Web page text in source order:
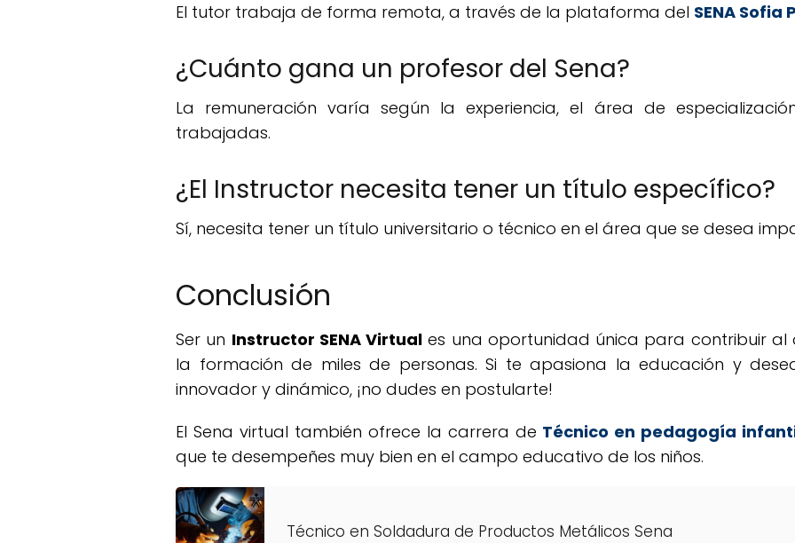
El tutor trabaja de forma remota, a través de la plataforma del SENA Sofia
¿Cuánto gana un profesor del Sena?
La remuneración varía según la experiencia, el área de
trabajadas.
¿El Instructor necesita tener un título específico?
Sí, necesita tener un título universitario o técnico en el área que se desea
Conclusión
Ser un Instructor SENA Virtual es una oportunidad única para contribuir al
la formación de miles de personas. Si te apasiona la educación y
innovador y dinámico, ¡no dudes en postularte!
El Sena virtual también ofrece la carrera de Técnico en pedagogía
que te desempeñes muy bien en el campo educativo de los niños.
Técnico en Soldadura de Productos Metálicos Sena